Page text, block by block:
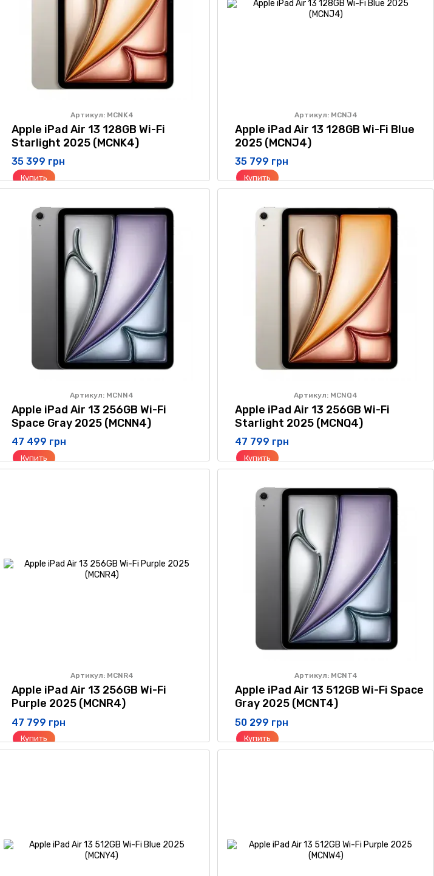
Артикул: MCNK4
Apple iPad Air 13 128GB Wi-Fi
Starlight 2025 (MCNK4)
35 399 грн
Купить
Артикул: MCNJ4
Apple iPad Air 13 128GB Wi-Fi Blue
2025 (MCNJ4)
35 799 грн
Купить
Артикул: MCNN4
Apple iPad Air 13 256GB Wi-Fi
Space Gray 2025 (MCNN4)
47 499 грн
Купить
Артикул: MCNQ4
Apple iPad Air 13 256GB Wi-Fi
Starlight 2025 (MCNQ4)
47 799 грн
Купить
Артикул: MCNR4
Apple iPad Air 13 256GB Wi-Fi
Purple 2025 (MCNR4)
47 799 грн
Купить
Артикул: MCNT4
Apple iPad Air 13 512GB Wi-Fi Space
Gray 2025 (MCNT4)
50 299 грн
Купить